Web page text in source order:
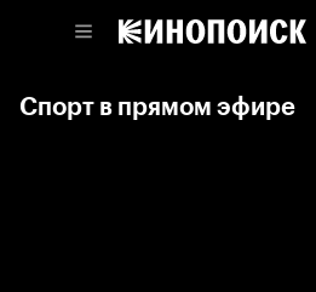
Спорт в прямом эфире